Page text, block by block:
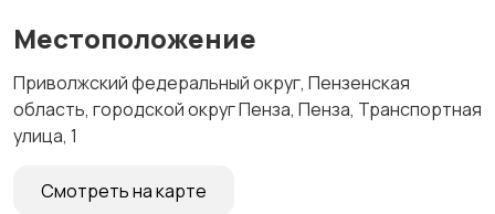
Местоположение
Приволжский федеральный округ, Пензенская
область, городской округ Пенза, Пенза, Транспортная
улица, 1
Смотреть на карте